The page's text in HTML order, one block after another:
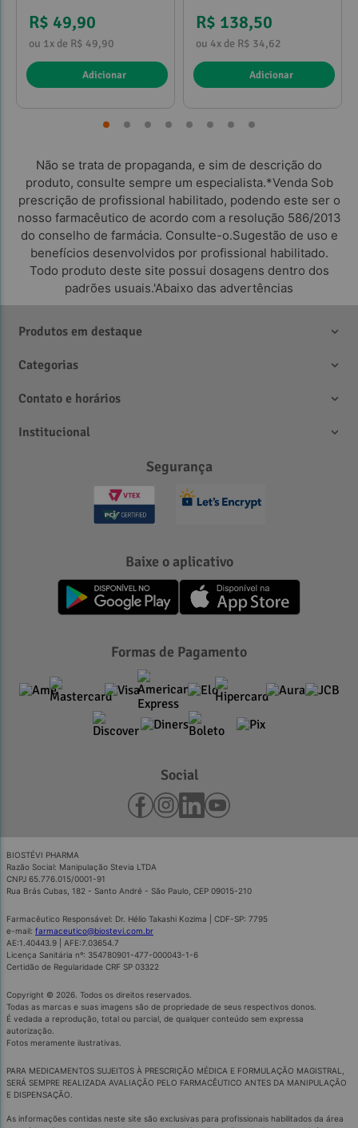
R$ 49,90
ou 1x de R$ 49,90
Adicionar
R$ 138,50
ou 4x de R$ 34,62
Adicionar
Não se trata de propaganda, e sim de descrição do
produto, consulte sempre um especialista.*Venda Sob
prescrição de profissional habilitado, podendo este ser o
nosso farmacêutico de acordo com a resolução 586/2013
do conselho de farmácia. Consulte-o.Sugestão de uso e
benefícios desenvolvidos por profissional habilitado.
Todo produto deste site possui dosagens dentro dos
padrões usuais.'Abaixo das advertências
Produtos em destaque
Categorias
Contato e horários
Institucional
Segurança
Baixe o aplicativo
Formas de Pagamento
Social
BIOSTÉVI PHARMA
Razão Social: Manipulação Stevia LTDA
CNPJ 65.776.015/0001-91
Rua Brás Cubas, 182 - Santo André - São Paulo, CEP 09015-210
Farmacêutico Responsável: Dr. Hélio Takashi Kozima | CDF-SP: 7795
e-mail: farmaceutico@biostevi.com.br
AE:1.40443.9 | AFE:7.03654.7
Licença Sanitária nº: 354780901-477-000043-1-6
Certidão de Regularidade CRF SP 03322
Copyright © 2026. Todos os direitos reservados.
Todas as marcas e suas imagens são de propriedade de seus respectivos donos.
É vedada a reprodução, total ou parcial, de qualquer conteúdo sem expressa
autorização.
Fotos meramente ilustrativas.
PARA MEDICAMENTOS SUJEITOS À PRESCRIÇÃO MÉDICA E FORMULAÇÃO MAGISTRAL,
SERÁ SEMPRE REALIZADA AVALIAÇÃO PELO FARMACÊUTICO ANTES DA MANIPULAÇÃO
E DISPENSAÇÃO.
As informações contidas neste site são exclusivas para profissionais habilitados da área